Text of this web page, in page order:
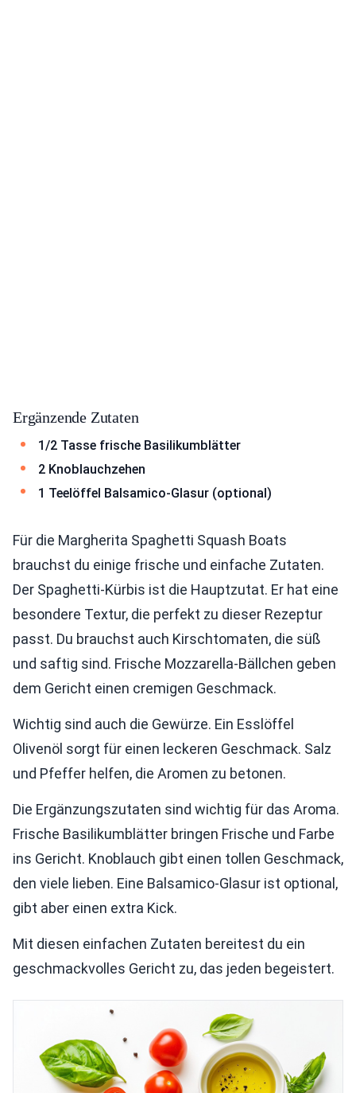
Ergänzende Zutaten
1/2 Tasse frische Basilikumblätter
2 Knoblauchzehen
1 Teelöffel Balsamico-Glasur (optional)
Für die Margherita Spaghetti Squash Boats
brauchst du einige frische und einfache Zutaten.
Der Spaghetti-Kürbis ist die Hauptzutat. Er hat eine
besondere Textur, die perfekt zu dieser Rezeptur
passt. Du brauchst auch Kirschtomaten, die süß
und saftig sind. Frische Mozzarella-Bällchen geben
dem Gericht einen cremigen Geschmack.
Wichtig sind auch die Gewürze. Ein Esslöffel
Olivenöl sorgt für einen leckeren Geschmack. Salz
und Pfeffer helfen, die Aromen zu betonen.
Die Ergänzungszutaten sind wichtig für das Aroma.
Frische Basilikumblätter bringen Frische und Farbe
ins Gericht. Knoblauch gibt einen tollen Geschmack,
den viele lieben. Eine Balsamico-Glasur ist optional,
gibt aber einen extra Kick.
Mit diesen einfachen Zutaten bereitest du ein
geschmackvolles Gericht zu, das jeden begeistert.